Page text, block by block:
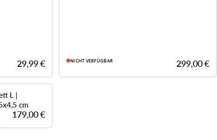
29,99 € NICHT VERFÜGBAR 299,00 €
L |
cm
179,00 €